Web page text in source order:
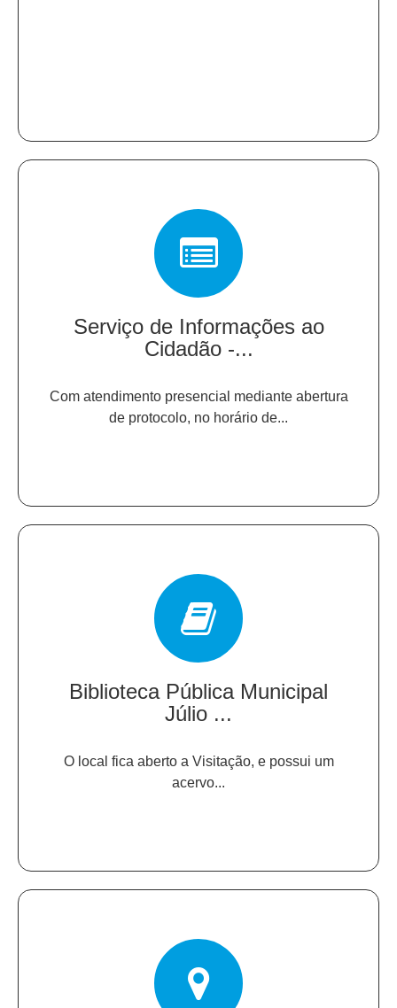
Serviço de Informações ao
Cidadão -...
Com atendimento presencial mediante abertura
de protocolo, no horário de...
Biblioteca Pública Municipal
Júlio ...
O local fica aberto a Visitação, e possui um
acervo...